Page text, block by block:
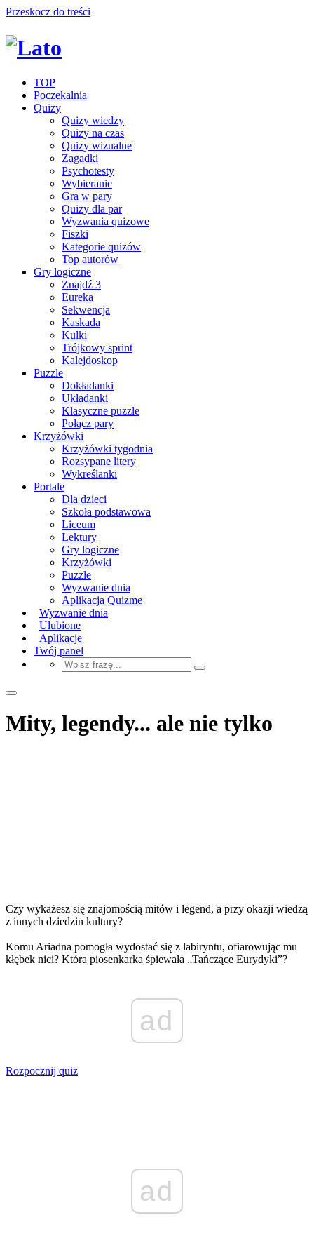
Przeskocz do treści
TOP
Poczekalnia
Quizy
Quizy wiedzy
Quizy na czas
Quizy wizualne
Zagadki
Psychotesty
Wybieranie
Gra w pary
Quizy dla par
Wyzwania quizowe
Fiszki
Kategorie quizów
Top autorów
Gry logiczne
Znajdź 3
Eureka
Sekwencja
Kaskada
Kulki
Trójkowy sprint
Kalejdoskop
Puzzle
Dokładanki
Układanki
Klasyczne puzzle
Połącz pary
Krzyżówki
Krzyżówki tygodnia
Rozsypane litery
Wykreślanki
Portale
Dla dzieci
Szkoła podstawowa
Liceum
Lektury
Gry logiczne
Krzyżówki
Puzzle
Wyzwanie dnia
Aplikacja Quizme
Wyzwanie dnia
Ulubione
Aplikacje
Twój panel
Mity, legendy... ale nie tylko
Czy wykażesz się znajomością mitów i legend, a przy okazji wiedzą
z innych dziedzin kultury?
Komu Ariadna pomogła wydostać się z labiryntu, ofiarowując mu
kłębek nici? Która piosenkarka śpiewała „Tańczące Eurydyki”?
ad
Rozpocznij quiz
ad